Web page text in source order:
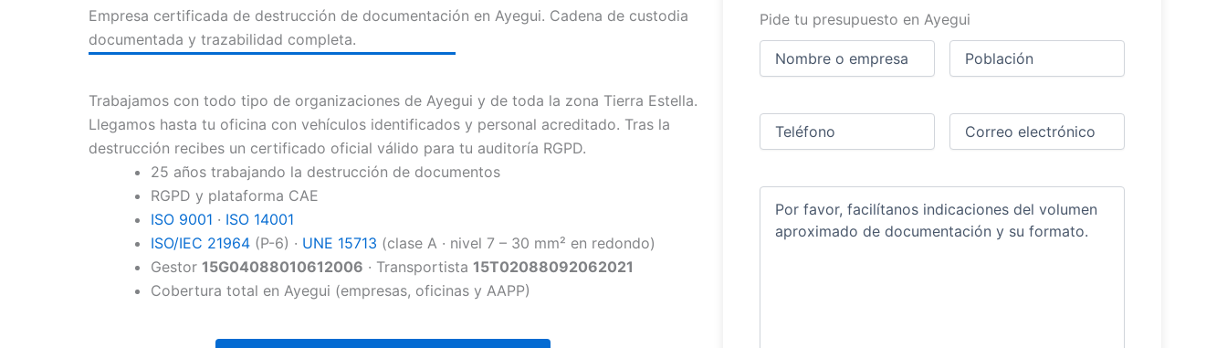
Empresa certificada de destrucción de documentación en Ayegui. Cadena de custodia
documentada y trazabilidad completa.
Trabajamos con todo tipo de organizaciones de Ayegui y de toda la zona Tierra Estella.
Llegamos hasta tu oficina con vehículos identificados y personal acreditado. Tras la
destrucción recibes un certificado oficial válido para tu auditoría RGPD.
25 años trabajando la destrucción de documentos
RGPD y plataforma CAE
ISO 9001 · ISO 14001
ISO/IEC 21964 (P-6) · UNE 15713 (clase A · nivel 7 – 30 mm² en redondo)
Gestor 15G04088010612006 · Transportista 15T02088092062021
Cobertura total en Ayegui (empresas, oficinas y AAPP)
Pide tu presupuesto en Ayegui
Nombre
Ciudad
Teléfono
Correo
electrónico (Obligatorio)
Comentarios